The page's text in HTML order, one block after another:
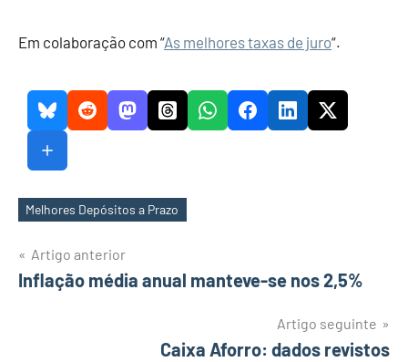
Em colaboração com “As melhores taxas de juro“.
Etiquetas
Melhores Depósitos a Prazo
Navegação
de
Artigo anterior
Inflação média anual manteve-se nos 2,5%
Artigo seguinte
Caixa Aforro: dados revistos